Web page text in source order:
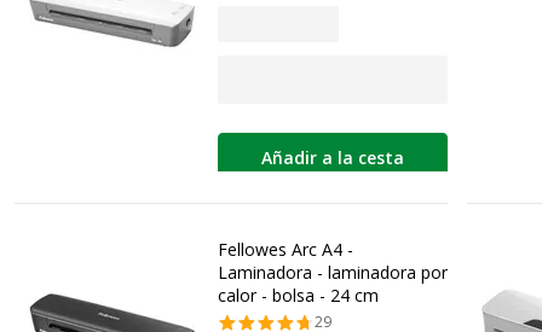
Añadir a la cesta
Fellowes Arc A4 -
Laminadora - laminadora por
calor - bolsa - 24 cm
29